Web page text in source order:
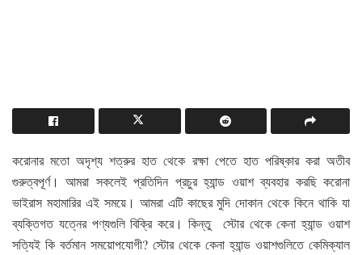
করোনার মতো অদৃশ্য শত্রুর হাত থেকে রক্ষা পেতে হাত পরিষ্কার করা অতীব
গুরুত্বপূর্ণ। আমরা সকলেই প্রতিদিন প্রচুর হ্যান্ড ওয়াশ ব্যবহার করছি করোনা
ভাইরাস মহামারির এই সময়ে। আমরা এটি কাছের মুদি দোকান থেকে কিনে থাকি যা
ব্যক্তিগত যত্নের পণ্যগুলি বিক্রি করে। কিন্তু স্টোর থেকে কেনা হ্যান্ড ওয়াশ
সত্যিই কি বর্তমান সময়োপযোগী? স্টোর থেকে কেনা হ্যান্ড ওয়াশগুলিতে কেমিক্যাল